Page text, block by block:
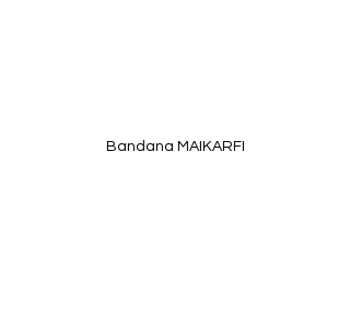
Bandana MAIKARFI